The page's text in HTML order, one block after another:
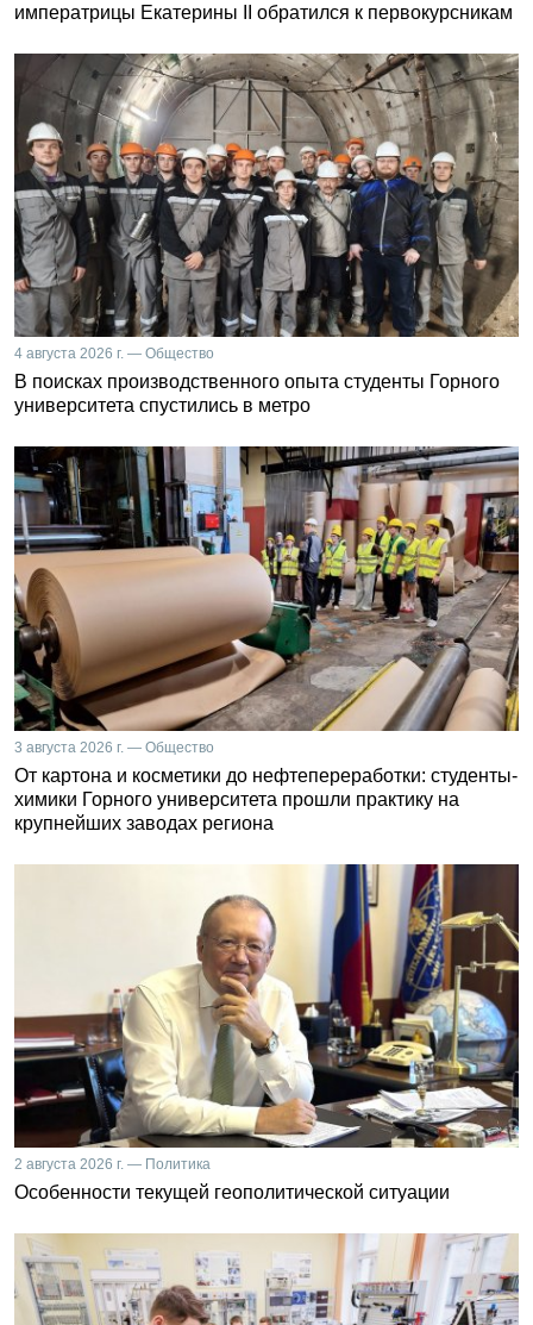
императрицы Екатерины II обратился к первокурсникам
4 августа 2026 г. — Общество
В поисках производственного опыта студенты Горного
университета спустились в метро
3 августа 2026 г. — Общество
От картона и косметики до нефтепереработки: студенты-
химики Горного университета прошли практику на
крупнейших заводах региона
2 августа 2026 г. — Политика
Особенности текущей геополитической ситуации